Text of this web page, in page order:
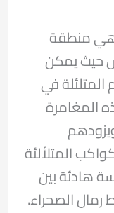
منطقة
حيث يمكن
المتلئلة في
المغامرة
المتلألئة
هادئة بين
الصحراء.